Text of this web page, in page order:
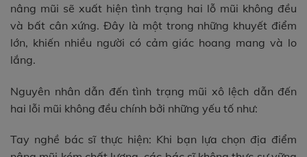
nâng mũi sẽ xuất hiện tình trạng hai lỗ mũi không đều
và bất cân xứng. Đây là một trong những khuyết điểm
lớn, khiến nhiều người có cảm giác hoang mang và lo
lắng.
Nguyên nhân dẫn đến tình trạng mũi xô lệch dẫn đến
hai lỗi mũi không đều chính bởi những yếu tố như:
Tay nghề bác sĩ thực hiện: Khi bạn lựa chọn địa điểm